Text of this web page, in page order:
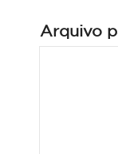
Arquivo